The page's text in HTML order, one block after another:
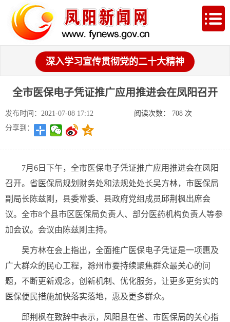
深入学习宣传贯彻党的二十大精神
全市医保电子凭证推广应用推进会在凤阳召开
发布时间：2021-07-08 17:12 阅读次数： 708 次
分享到：
7月6日下午，全市医保电子凭证推广应用推进会在凤阳
召开。省医保局规划财务处和法规处处长吴方林， 市医保局
副局长陈兹刚， 县委常委、县政府党组成员邱荆枫出席会
议。全市8个县市区医保局负责人、部分医药机构负责人等参
加会议。会议由陈兹刚主持。
吴方林在会上指出，全面推广医保电子凭证是一项惠及
广大群众的民心工程，滁州市要持续聚焦群众最关心的问
题， 不断更新观念，创新机制、优化服务，让更多更务实的
医保便民措施加快落实落地，惠及更多群众。
邱荆枫在致辞中表示，凤阳县在省、市医保局的关心指